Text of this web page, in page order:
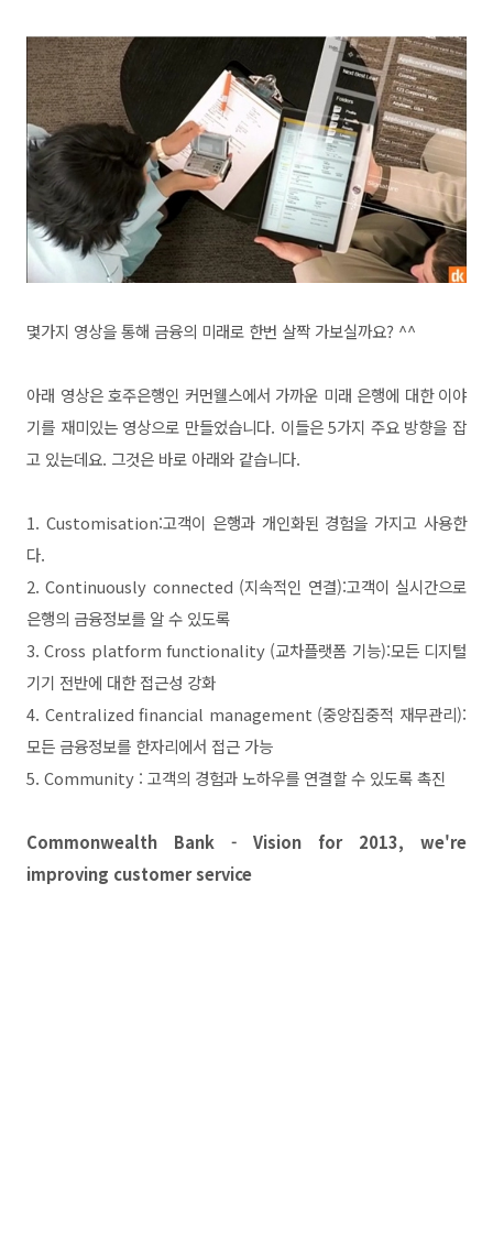
몇가지 영상을 통해 금융의 미래로 한번 살짝 가보실까요? ^^
아래 영상은 호주은행인 커먼웰스에서 가까운 미래 은행에 대한 이야
기를 재미있는 영상으로 만들었습니다. 이들은 5가지 주요 방향을 잡
고 있는데요. 그것은 바로 아래와 같습니다.
1. Customisation:고객이 은행과 개인화된 경험을 가지고 사용한
다.
2. Continuously connected (지속적인 연결):고객이 실시간으로
은행의 금융정보를 알 수 있도록
3. Cross platform functionality (교차플랫폼 기능):모든 디지털
기기 전반에 대한 접근성 강화
4. Centralized financial management (중앙집중적 재무관리):
모든 금융정보를 한자리에서 접근 가능
5. Community : 고객의 경험과 노하우를 연결할 수 있도록 촉진
Commonwealth Bank - Vision for 2013, we're
improving customer service